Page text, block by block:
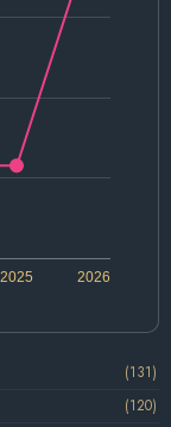
2026
2025
(131)
(120)